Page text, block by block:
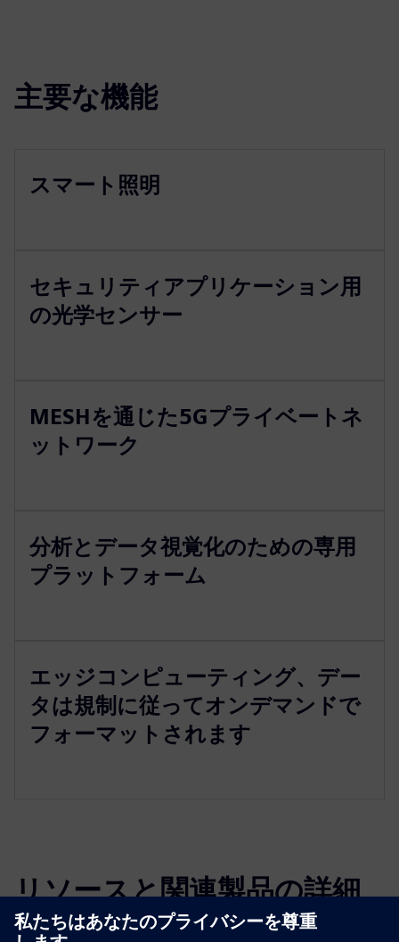
主要な機能
スマート照明
セキュリティアプリケーション用
の光学センサー
MESHを通じた5Gプライベートネ
ットワーク
分析とデータ視覚化のための専用
プラットフォーム
エッジコンピューティング、デー
タは規制に従ってオンデマンドで
フォーマットされます
リソースと関連製品の詳細